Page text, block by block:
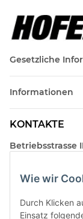
Wie wir
Durch Klicken
Einsatz
Gesetzliche
Informationen
KONTAKTE
Betriebsstrasse
Kontakt